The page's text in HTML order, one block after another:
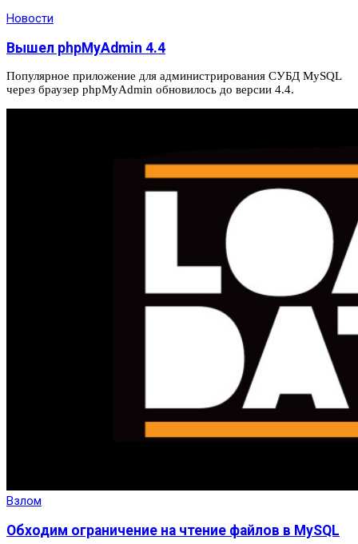
Новости
Вышел phpMyAdmin 4.4
Популярное приложение для администрирования СУБД MySQL
через браузер phpMyAdmin обновилось до версии 4.4.
Взлом
Обходим ограничение на чтение файлов в MySQL